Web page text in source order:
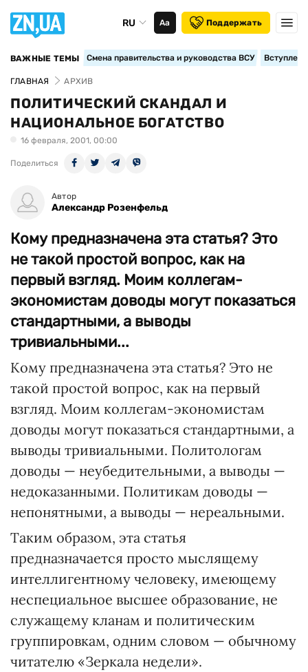
RU Аа Поддержать
ВАЖНЫЕ ТЕМЫ Смена правительства и руководства ВСУ
ГЛАВНАЯ АРХИВ
ПОЛИТИЧЕСКИЙ СКАНДАЛ И
НАЦИОНАЛЬНОЕ БОГАТСТВО
16 февраля, 2001, 00:00
Поделиться
Автор
Александр Розенфельд
Кому предназначена эта статья? Это
не такой простой вопрос, как на
первый взгляд. Моим коллегам-
экономистам доводы могут показаться
стандартными, а выводы
тривиальными...
Кому предназначена эта статья? Это не
такой простой вопрос, как на первый
взгляд. Моим коллегам-экономистам
доводы могут показаться стандартными, а
выводы тривиальными. Политологам
доводы — неубедительными, а выводы —
недоказанными. Политикам доводы —
непонятными, а выводы — нереальными.
Таким образом, эта статья
предназначается просто мыслящему
интеллигентному человеку, имеющему
неспециальное высшее образование, не
служащему кланам и политическим
группировкам, одним словом — обычному
читателю «Зеркала недели».